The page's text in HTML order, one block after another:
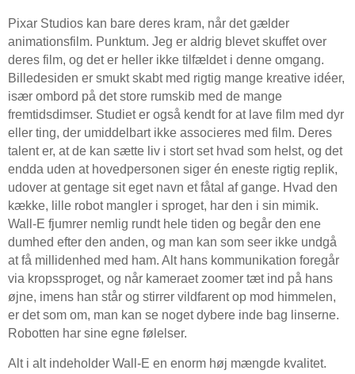
Pixar Studios kan bare deres kram, når det gælder
animationsfilm. Punktum. Jeg er aldrig blevet skuffet over
deres film, og det er heller ikke tilfældet i denne omgang.
Billedesiden er smukt skabt med rigtig mange kreative idéer,
især ombord på det store rumskib med de mange
fremtidsdimser. Studiet er også kendt for at lave film med dyr
eller ting, der umiddelbart ikke associeres med film. Deres
talent er, at de kan sætte liv i stort set hvad som helst, og det
endda uden at hovedpersonen siger én eneste rigtig replik,
udover at gentage sit eget navn et fåtal af gange. Hvad den
kække, lille robot mangler i sproget, har den i sin mimik.
Wall-E fjumrer nemlig rundt hele tiden og begår den ene
dumhed efter den anden, og man kan som seer ikke undgå
at få millidenhed med ham. Alt hans kommunikation foregår
via kropssproget, og når kameraet zoomer tæt ind på hans
øjne, imens han står og stirrer vildfarent op mod himmelen,
er det som om, man kan se noget dybere inde bag linserne.
Robotten har sine egne følelser.
Alt i alt indeholder Wall-E en enorm høj mængde kvalitet.